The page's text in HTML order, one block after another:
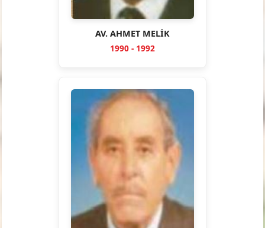
AV. AHMET MELİK
1990 - 1992